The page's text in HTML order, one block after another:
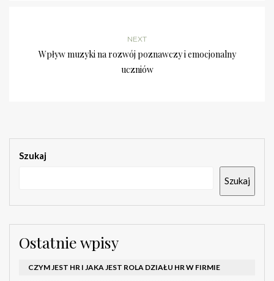
NEXT
Wpływ muzyki na rozwój poznawczy i emocjonalny
uczniów
Szukaj
Szukaj
Ostatnie wpisy
CZYM JEST HR I JAKA JEST ROLA DZIAŁU HR W FIRMIE